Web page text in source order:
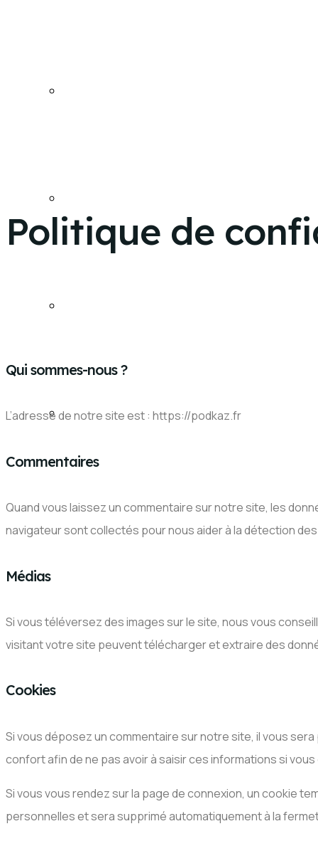
RÉSERVEZ
Politique de
Qui sommes-nous ?
L’adresse de notre site est : https://podkaz.fr
Commentaires
Quand vous laissez un commentaire sur notre site, les
navigateur sont collectés pour nous aider à la détection
Médias
Si vous téléversez des images sur le site, nous vous
visitant votre site peuvent télécharger et extraire des
Cookies
Si vous déposez un commentaire sur notre site, il vous
confort afin de ne pas avoir à saisir ces informations si
Si vous vous rendez sur la page de connexion, un cookie
personnelles et sera supprimé automatiquement à la